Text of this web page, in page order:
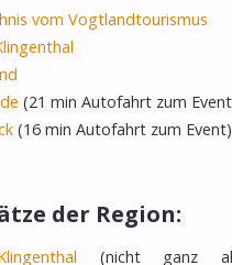
vom Vogtlandtourismus
(21 min Autofahrt zum
(16 min Autofahrt zum Event)
der Region:
(nicht ganz